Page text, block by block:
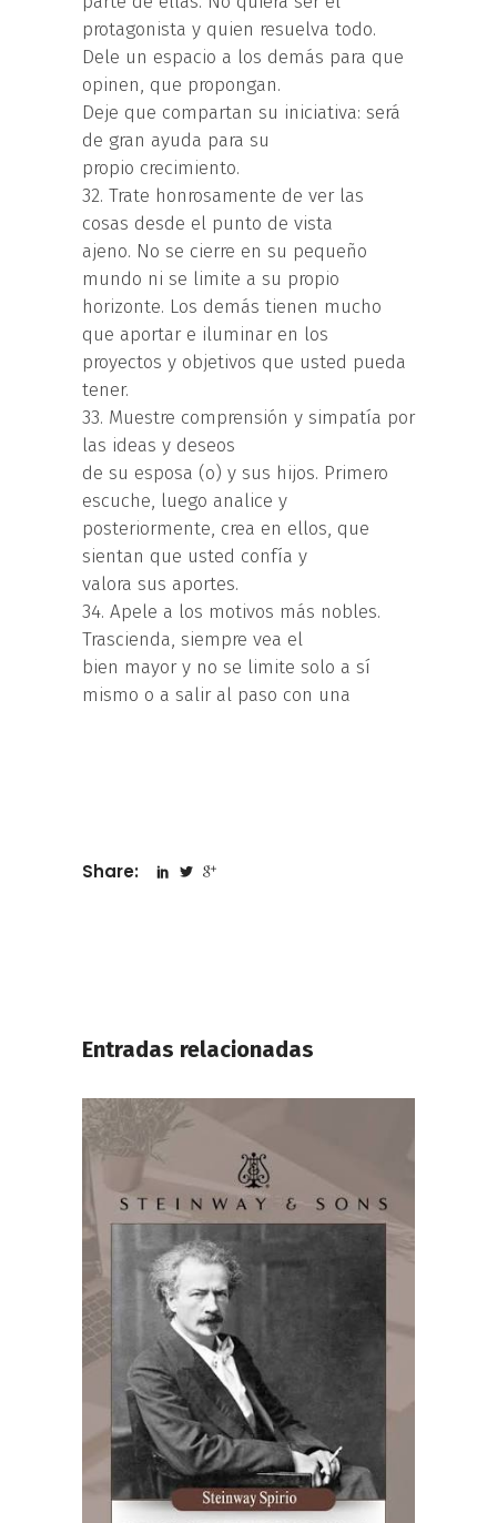
protagonista y quien resuelva todo.
Dele un espacio a los demás para que
opinen, que propongan.
Deje que compartan su iniciativa: será
de gran ayuda para su
propio crecimiento.
32. Trate honrosamente de ver las
cosas desde el punto de vista
ajeno. No se cierre en su pequeño
mundo ni se limite a su propio
horizonte. Los demás tienen mucho
que aportar e iluminar en los
proyectos y objetivos que usted pueda
tener.
33. Muestre comprensión y simpatía por
las ideas y deseos
de su esposa (o) y sus hijos. Primero
escuche, luego analice y
posteriormente, crea en ellos, que
sientan que usted confía y
valora sus aportes.
34. Apele a los motivos más nobles.
Trascienda, siempre vea el
bien mayor y no se limite solo a sí
mismo o a salir al paso con una
Share:
Entradas relacionadas